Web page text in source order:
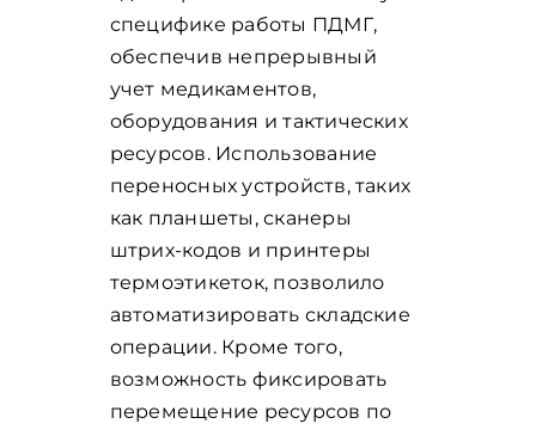
специфике работы ПДМГ,
обеспечив непрерывный
учет медикаментов,
оборудования и тактических
ресурсов. Использование
переносных устройств, таких
как планшеты, сканеры
штрих-кодов и принтеры
термоэтикеток, позволило
автоматизировать складские
операции. Кроме того,
возможность фиксировать
перемещение ресурсов по